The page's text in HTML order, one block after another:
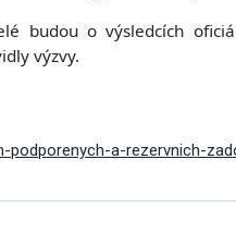
budou o výsledcích
výzvy.
podporenych-a-rezervnich-